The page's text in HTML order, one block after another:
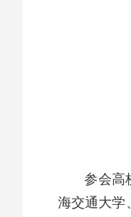
参会高
海交通大学